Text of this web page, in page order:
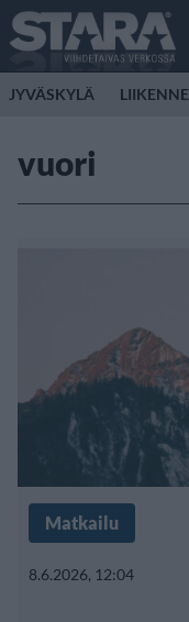
JYVÄSKYLÄ LIIKENNE
vuori
Matkailu
8.6.2026, 12:04